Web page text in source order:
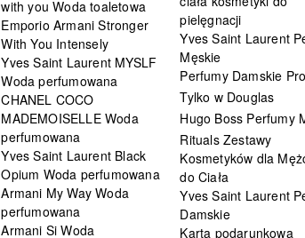
with you Woda toaletowa
Emporio Armani Stronger
With You Intensely
Yves Saint Laurent MYSLF
Woda perfumowana
CHANEL COCO
MADEMOISELLE Woda
perfumowana
Yves Saint Laurent Black
Opium Woda perfumowana
Armani My Way Woda
perfumowana
Armani Si Woda
pielęgnacji
Yves Saint Laurent
Męskie
Perfumy Damskie
Tylko w Douglas
Hugo Boss Perfumy
Rituals Zestawy
Kosmetyków dla
do Ciała
Yves Saint Laurent
Damskie
Karta podarunkowa